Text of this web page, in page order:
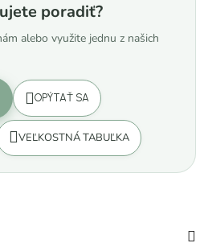
poradiť?
alebo využite jednu z našich
OPÝTAŤ SA
VEĽKOSTNÁ TABUĽKA